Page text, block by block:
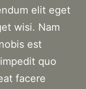
elit eget
wisi. Nam
est
quo
facere